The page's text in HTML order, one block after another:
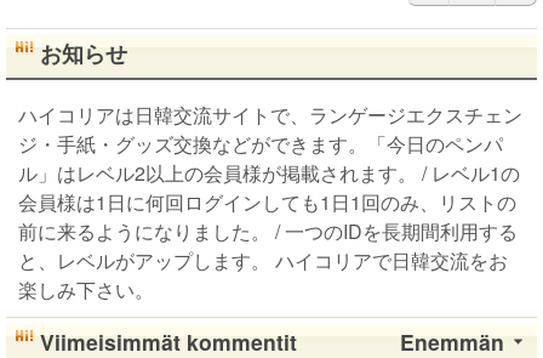
お知らせ
ハイコリアは日韓交流サイトで、ランゲージエクスチェン
ジ・手紙・グッズ交換などができます。「今日のペンパ
ル」はレベル2以上の会員様が掲載されます。 / レベル1の
会員様は1日に何回ログインしても1日1回のみ、リストの
前に来るようになりました。 / 一つのIDを長期間利用する
と、レベルがアップします。 ハイコリアで日韓交流をお
楽しみ下さい。
Enemmän
Viimeisimmät kommentit